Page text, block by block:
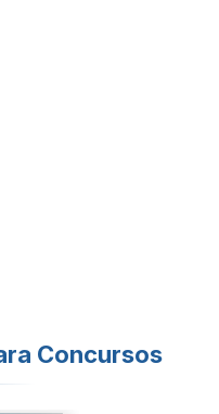
Concursos